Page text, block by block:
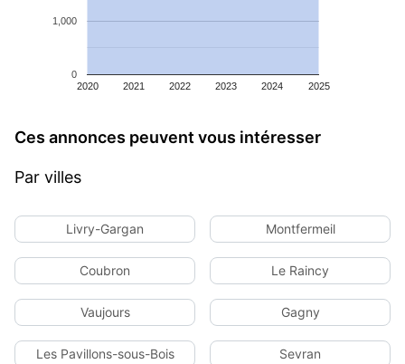
2020 2021 2022 2023 2024 2025
0
1,000
Ces annonces peuvent vous intéresser
Par villes
Livry-Gargan Montfermeil
Coubron Le Raincy
Vaujours Gagny
Les Pavillons-sous-Bois Sevran